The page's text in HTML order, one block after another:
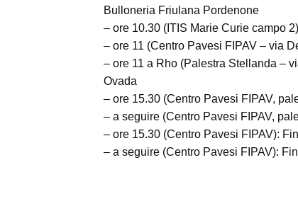
Bulloneria Friulana Pordenone
– ore 10.30 (ITIS Marie Curie campo
– ore 11 (Centro Pavesi FIPAV – via
– ore 11 a Rho (Palestra Stellanda –
Ovada
– ore 15.30 (Centro Pavesi FIPAV,
– a seguire (Centro Pavesi FIPAV,
– ore 15.30 (Centro Pavesi FIPAV):
– a seguire (Centro Pavesi FIPAV):